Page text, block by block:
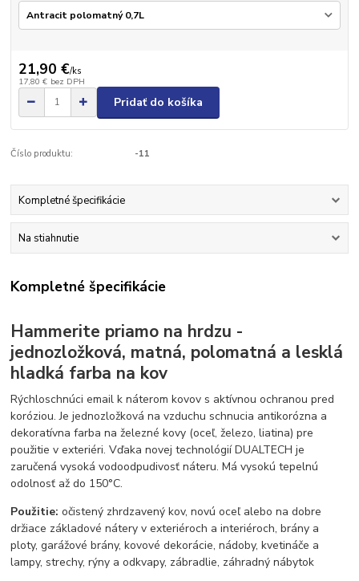
21,90 €/ks
17,80 € bez DPH
Pridať do košíka
Číslo produktu: -11
Kompletné špecifikácie
Na stiahnutie
Kompletné špecifikácie
Hammerite priamo na hrdzu -
jednozložková, matná, polomatná a lesklá
hladká farba na kov
Rýchloschnúci email k náterom kovov s aktívnou ochranou pred
koróziou. Je jednozložková na vzduchu schnucia antikorózna a
dekoratívna farba na železné kovy (oceľ, železo, liatina) pre
použitie v exteriéri. Vďaka novej technológií DUALTECH je
zaručená vysoká vodoodpudivosť náteru. Má vysokú tepelnú
odolnosť až do 150°C.
Použitie: očistený zhrdzavený kov, novú oceľ alebo na dobre
držiace základové nátery v exteriéroch a interiéroch, brány a
ploty, garážové brány, kovové dekorácie, nádoby, kvetináče a
lampy, strechy, rýny a odkvapy, zábradlie, záhradný nábytok